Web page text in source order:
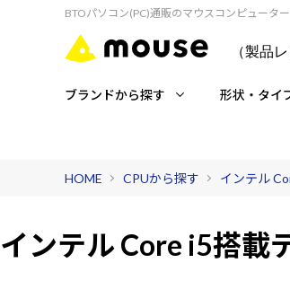
BTOパソコン(PC)通販のマウスコンピューター
（製品
ブランドから探す 形状・タイ
HOME CPUから探す インテル
インテル Core i5搭載